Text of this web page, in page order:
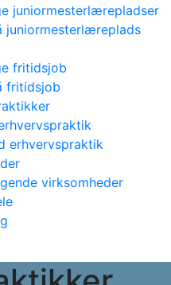
juniormesterlærepladser
juniormesterlæreplads
fritidsjob
fritidsjob
erhvervspraktik
virksomheder